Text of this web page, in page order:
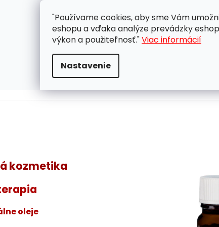
"Používame cookies, aby sme Vám
eshopu a vďaka analýze prevádzky
výkon a použiteľnosť."Viac informácií
Nastavenie
ZÁKAZNÍCKA PODPORA OBCHODNÉ
kozmetika
oleje